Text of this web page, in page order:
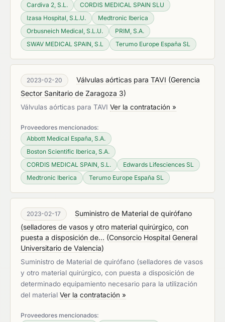
Cardiva 2, S.L.
CORDIS MEDICAL SPAIN SLU
Izasa Hospital, S.L.U.
Medtronic Iberica
Orbusneich Medical, S.L.U.
PRIM, S.A.
SWAV MEDICAL SPAIN, S.L
Terumo Europe España SL
2023-02-20 Válvulas aórticas para TAVI (Gerencia
Sector Sanitario de Zaragoza 3)
Válvulas aórticas para TAVI Ver la contratación »
Proveedores mencionados:
Abbott Medical España, S.A.
Boston Scientific Iberica, S.A.
CORDIS MEDICAL SPAIN, S.L.
Edwards Lifesciences SL
Medtronic Iberica
Terumo Europe España SL
2023-02-17
Suministro de Material de quirófano
(selladores de vasos y otro material quirúrgico, con
puesta a disposición de... (Consorcio Hospital General
Universitario de Valencia)
Suministro de Material de quirófano (selladores de vasos
y otro material quirúrgico, con puesta a disposición de
determinado equipamiento necesario para la utilización
del material Ver la contratación »
Proveedores mencionados: